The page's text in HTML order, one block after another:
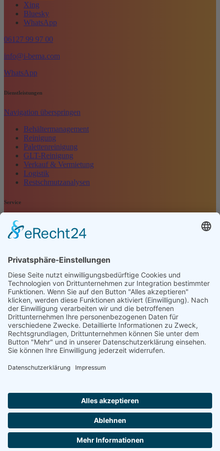
Xing
Bluesky
WhatsApp
06127 99 97 00
info@i-bema.com
WhatsApp
Dienstleistungen
Navigation überspringen
Behältermanagement
Reinigung
Palettenreinigung
GLT-Reinigung
Verkauf & Vermietung
Logistik
Restschmutzanalysen
Service
Navigation überspringen
Kontakt
Anfrage
Impressum
Datenschutz
AGB
Öffnungszeiten
Montag - Freitag
07:00 Uhr - 16:00 Uhr
Selbstverständlich sind wir ISO 9001 : 2015 zertifiziert und
betreiben aktives Qualitätsmanagement!
© 2026 i-bema GmbH |Webdesign by DAG